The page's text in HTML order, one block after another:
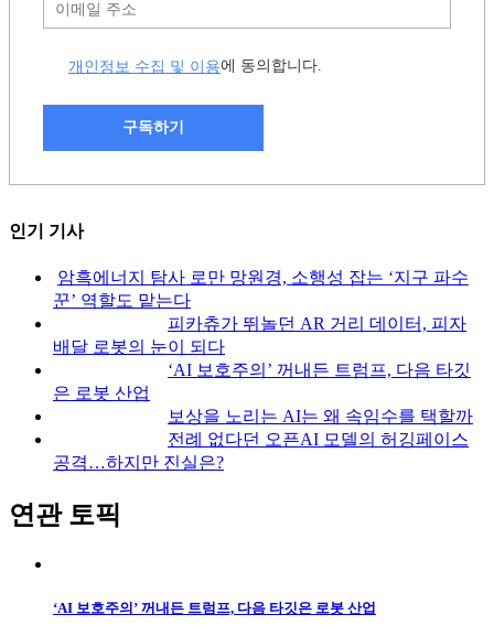
개인정보 수집 및 이용에 동의합니다.
구독하기
인기 기사
암흑에너지 탐사 로만 망원경, 소행성 잡는 ‘지구 파수
꾼’ 역할도 맡는다
피카츄가 뛰놀던 AR 거리 데이터, 피자
배달 로봇의 눈이 되다
‘AI 보호주의’ 꺼내든 트럼프, 다음 타깃
은 로봇 산업
보상을 노리는 AI는 왜 속임수를 택할까
전례 없다던 오픈AI 모델의 허깅페이스
공격…하지만 진실은?
연관 토픽
‘AI 보호주의’ 꺼내든 트럼프, 다음 타깃은 로봇 산업